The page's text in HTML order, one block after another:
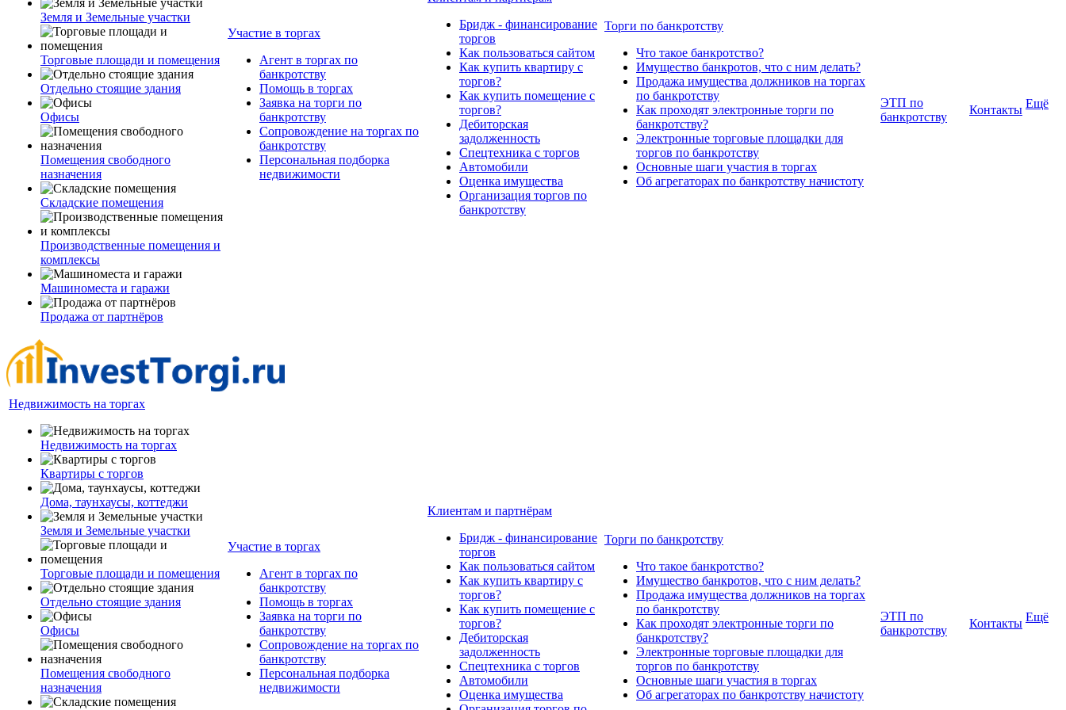
Земля и Земельные участки
Торговые площади и помещения
Отдельно стоящие здания
Офисы
Помещения свободного
назначения
Складские помещения
Производственные помещения и
комплексы
Машиноместа и гаражи
Продажа от партнёров
Участие в торгах
Агент в торгах по
банкротству
Помощь в торгах
Заявка на торги по
банкротству
Сопровождение на торгах по
банкротству
Персональная подборка
недвижимости
Бридж - финансирование
торгов
Как пользоваться сайтом
Как купить квартиру с
торгов?
Как купить помещение с
торгов?
Дебиторская
задолженность
Спецтехника с торгов
Автомобили
Оценка имущества
Организация торгов по
банкротству
Торги по банкротству
Что такое банкротство?
Имущество банкротов, что с ним делать?
Продажа имущества должников на торгах
по банкротству
Как проходят электронные торги по
банкротству?
Электронные торговые площадки для
торгов по банкротству
Основные шаги участия в торгах
Об агрегаторах по банкротству начистоту
ЭТП по
банкротству
Контакты Ещё
Недвижимость на торгах
Недвижимость на торгах
Квартиры с торгов
Дома, таунхаусы, коттеджи
Земля и Земельные участки
Торговые площади и помещения
Отдельно стоящие здания
Офисы
Помещения свободного
назначения
Участие в торгах
Агент в торгах по
банкротству
Помощь в торгах
Заявка на торги по
банкротству
Сопровождение на торгах по
банкротству
Персональная подборка
недвижимости
Клиентам и партнёрам
Бридж - финансирование
торгов
Как пользоваться сайтом
Как купить квартиру с
торгов?
Как купить помещение с
торгов?
Дебиторская
задолженность
Спецтехника с торгов
Автомобили
Оценка имущества
Торги по банкротству
Что такое банкротство?
Имущество банкротов, что с ним делать?
Продажа имущества должников на торгах
по банкротству
Как проходят электронные торги по
банкротству?
Электронные торговые площадки для
торгов по банкротству
Основные шаги участия в торгах
Об агрегаторах по банкротству начистоту
ЭТП по
банкротству
Контакты Ещё